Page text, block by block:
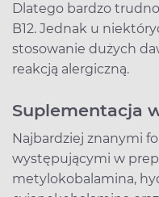
Dlatego bardzo
B12. Jednak u
stosowanie dużych
reakcją alergiczną.
Suplementacja
Najbardziej znanymi
występującymi w
metylokobalamina,